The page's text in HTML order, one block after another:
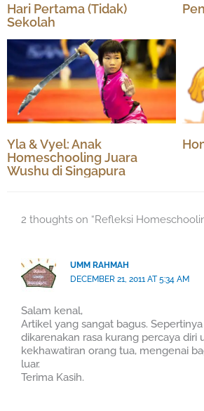
Hari Pertama (Tidak)
Sekolah
Yla & Vyel: Anak
Homeschooling Juara
Wushu di Singapura
2 thoughts on “Refleksi
UMM RAHMAH
DECEMBER 21, 2011 AT 5:34 AM
Salam kenal,
Artikel yang sangat bagus.
dikarenakan rasa kurang percaya
kekhawatiran orang tua, mengenai
luar.
Terima Kasih.